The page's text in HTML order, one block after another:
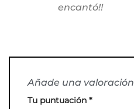
encantó!!
Añade una valoración
Tu puntuación *